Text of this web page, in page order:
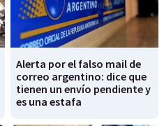
Alerta por el falso mail de
correo argentino: dice que
tienen un envío pendiente y
es una estafa